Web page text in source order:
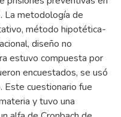
La metodología de
método hipotética-
diseño no
estuvo compuesta por
encuestados, se usó
Este cuestionario fue
y tuvo una